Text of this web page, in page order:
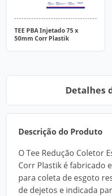
TEE PBA Injetado 75 x
50mm Corr Plastik
Detalhes
Descrição do Produto
O Tee Redução Coletor
Corr Plastik é fabricado
para coleta de esgoto
de dejetos e indicada